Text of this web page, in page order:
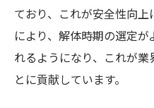
ており、これが安全性向上
により、解体時期の選定
れるようになり、これが
とに貢献しています。